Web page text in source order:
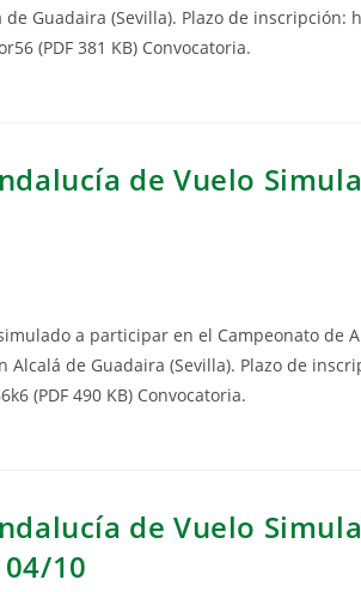
Guadaira (Sevilla). Plazo de inscripción:
(PDF 381 KB) Convocatoria.
de Vuelo
a participar en el Campeonato de
de Guadaira (Sevilla). Plazo de
(PDF 490 KB) Convocatoria.
de Vuelo
10